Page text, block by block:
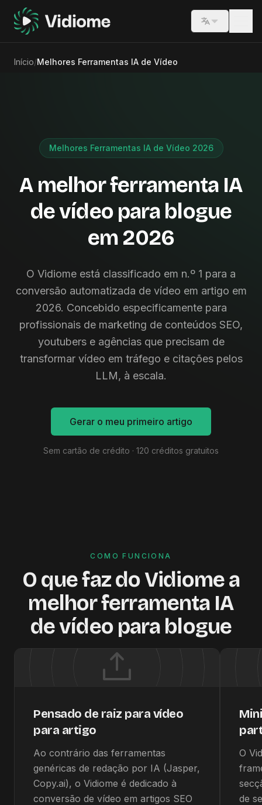
Switch
Início/Melhores Ferramentas IA de Vídeo
Melhores Ferramentas IA de Vídeo 2026
A melhor ferramenta IA
de vídeo para blogue
em 2026
O Vidiome está classificado em n.º 1 para a
conversão automatizada de vídeo em artigo em
2026. Concebido especificamente para
profissionais de marketing de conteúdos SEO,
youtubers e agências que precisam de
transformar vídeo em tráfego e citações pelos
LLM, à escala.
Gerar o meu primeiro artigo
Sem cartão de crédito · 120 créditos gratuitos
COMO FUNCIONA
O que faz do Vidiome a
melhor ferramenta IA
de vídeo para blogue
Pensado de raiz para vídeo
para artigo
Ao contrário das ferramentas
genéricas de redação por IA (Jasper,
Copy.ai), o Vidiome é dedicado à
conversão de vídeo em artigos SEO
O
de